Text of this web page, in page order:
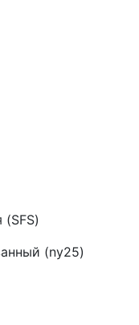
(ny25)